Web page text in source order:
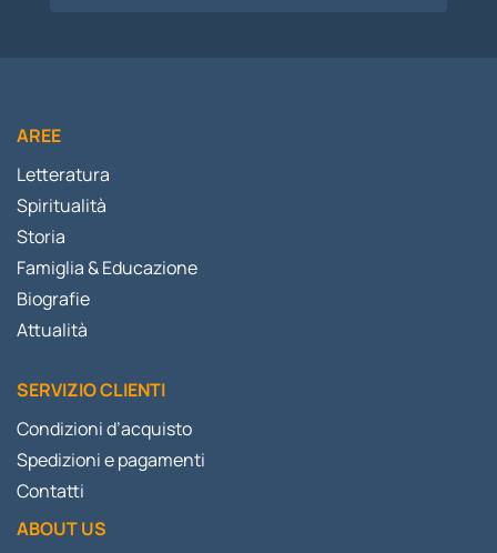
AREE
Letteratura
Spiritualità
Storia
Famiglia & Educazione
Biografie
Attualità
SERVIZIO CLIENTI
Condizioni d’acquisto
Spedizioni e pagamenti
Contatti
ABOUT US